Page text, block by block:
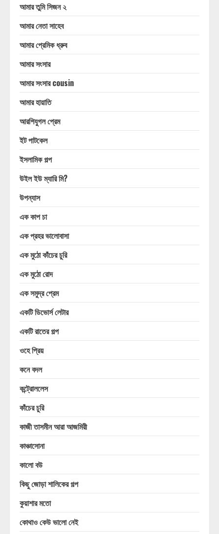
আমার তুমি সিজন ২
আমার নেতা সাহেব
আমার প্রেমিক ধ্রুব
আমার সংসার
আমার সংসার cousin
আমার হায়াতি
আরশিযুগল প্রেম
ইট পাটকেল
ইসলামিক গল্প
উইল ইউ ম্যারি মি?
উপন্যাস
এক কাপ চা
এক প্রহর ভালোবাসা
এক মুঠো কাঁচের চুরি
এক মুঠো রোদ
এক সমুদ্র প্রেম
একটি ডিভোর্স লেটার
একটি রাতের গল্প
ওহে প্রিয়
কনে বদল
কন্ট্রোললেস
কাঁচের চুরি
কাজী তাসমীন আরা আজমিরী
কাঞ্চাসোনা
কালো বউ
কিছু জোড়া শালিকের গল্প
কুয়াশার মতো
কোথাও কেউ ভালো নেই